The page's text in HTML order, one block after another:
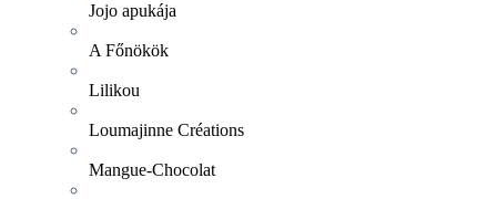
Jojo apukája
A Főnökök
Lilikou
Loumajinne Créations
Mangue-Chocolat